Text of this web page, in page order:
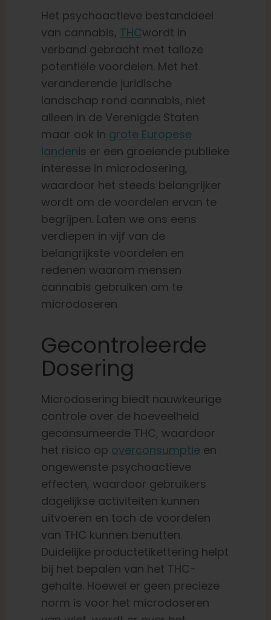
Het psychoactieve bestanddeel
van cannabis, THCwordt in
verband gebracht met talloze
potentiële voordelen. Met het
veranderende juridische
landschap rond cannabis, niet
alleen in de Verenigde Staten
maar ook in grote Europese
landenis er een groeiende publieke
interesse in microdosering,
waardoor het steeds belangrijker
wordt om de voordelen ervan te
begrijpen. Laten we ons eens
verdiepen in vijf van de
belangrijkste voordelen en
redenen waarom mensen
cannabis gebruiken om te
microdoseren
Gecontroleerde
Dosering
Microdosering biedt nauwkeurige
controle over de hoeveelheid
geconsumeerde THC, waardoor
het risico op overconsumptieen
ongewenste psychoactieve
effecten, waardoor gebruikers
dagelijkse activiteiten kunnen
uitvoeren en toch de voordelen
van THC kunnen benutten.
Duidelijke productetikettering helpt
bij het bepalen van het THC-
gehalte. Hoewel er geen precieze
norm is voor het microdoseren